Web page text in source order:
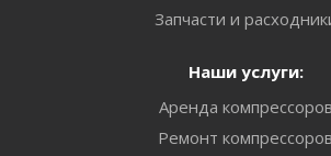
Запчасти и
Наши услуги:
Аренда компрессоров
Ремонт компрессоров